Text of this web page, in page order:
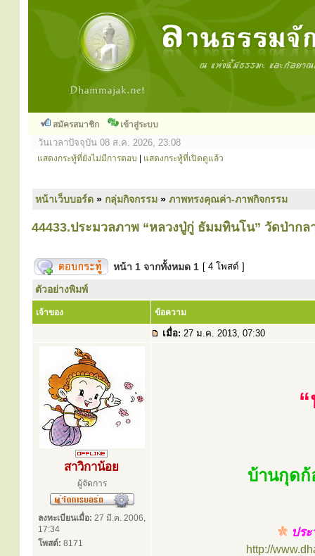
สมัครสมาชิก เข้าสู่ระบบ
วันเวลาปัจจุบัน 08 ส.ค. 2026, 23:08
แสดงกระทู้ที่ยังไม่มีการตอบ แสดงกระทู้ที่เปิดดูแล้ว
หน้าเว็บบอร์ด » กลุ่มกิจกรรม » ภาพทรงคุณค่า-ภาพกิจกรรม
44433.ประมวลภาพ “หลวงปู่กู่ ธัมมทินโน” วัดป่าก
หน้า 1 จากทั้งหมด 1 [ 4 โพสต์ ]
ตัวอย่างพิมพ์
เจ้าของ ข้อความ
เมื่อ: 27 ม.ค. 2013, 07:30
สาวิกาน้อย
ผู้จัดการ
ลงทะเบียนเมื่อ: 27 มี.ค. 2006,
17:34
โพสต์: 8171
บ้านกุด
ปร
http://